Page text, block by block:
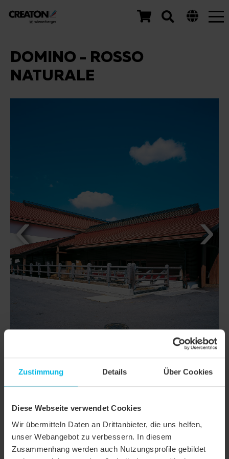
Zustimmung Details Über Cookies
Diese Webseite verwendet Cookies
Wir übermitteln Daten an Drittanbieter, die uns helfen,
unser Webangebot zu verbessern. In diesem
Zusammenhang werden auch Nutzungsprofile gebildet
DOMINO - ROSSO
NATURALE
DETTAGLI
prodotto
Tegola liscia
Gruppo
prodotto
Tegole